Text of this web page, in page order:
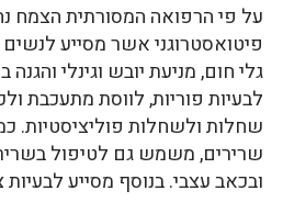
על פי הרפואה המסורתית הצמח
פיטואסטרוגני אשר מסייע
גלי חום, מניעת יובש וגינלי והגנה
לבעיות פוריות, לווסת מתעכבת
שחלות ולשחלות פוליציסטיות.
שרירים, משמש גם לטיפול
ובכאב עצבי. בנוסף מסייע לבעיות